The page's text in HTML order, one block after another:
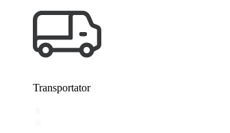
Transportator